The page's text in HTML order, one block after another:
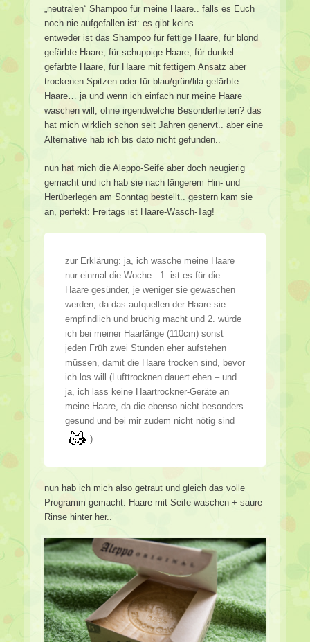
„neutralen“ Shampoo für meine Haare.. falls es Euch
noch nie aufgefallen ist: es gibt keins..
entweder ist das Shampoo für fettige Haare, für blond
gefärbte Haare, für schuppige Haare, für dunkel
gefärbte Haare, für Haare mit fettigem Ansatz aber
trockenen Spitzen oder für blau/grün/lila gefärbte
Haare… ja und wenn ich einfach nur meine Haare
waschen will, ohne irgendwelche Besonderheiten? das
hat mich wirklich schon seit Jahren genervt.. aber eine
Alternative hab ich bis dato nicht gefunden..
nun hat mich die Aleppo-Seife aber doch neugierig
gemacht und ich hab sie nach längerem Hin- und
Herüberlegen am Sonntag bestellt.. gestern kam sie
an, perfekt: Freitags ist Haare-Wasch-Tag!
zur Erklärung: ja, ich wasche meine Haare
nur einmal die Woche.. 1. ist es für die
Haare gesünder, je weniger sie gewaschen
werden, da das aufquellen der Haare sie
empfindlich und brüchig macht und 2. würde
ich bei meiner Haarlänge (110cm) sonst
jeden Früh zwei Stunden eher aufstehen
müssen, damit die Haare trocken sind, bevor
ich los will (Lufttrocknen dauert eben – und
ja, ich lass keine Haartrockner-Geräte an
meine Haare, da die ebenso nicht besonders
gesund und bei mir zudem nicht nötig sind
)
nun hab ich mich also getraut und gleich das volle
Programm gemacht: Haare mit Seife waschen + saure
Rinse hinter her..